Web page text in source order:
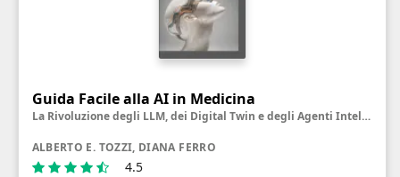
Guida Facile alla AI in Medicina
La Rivoluzione degli LLM, dei Digital Twin e degli Agenti Intelligenti
ALBERTO E. TOZZI, DIANA FERRO
4.5